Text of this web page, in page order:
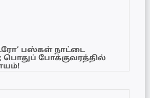
பஸ்கள் நாட்டை
போக்குவரத்தில்